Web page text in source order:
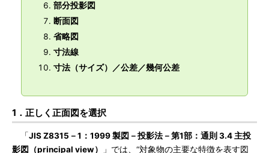
部分投影図
断面図
省略図
寸法線
寸法（サイズ）／公差／幾何公差
1．正しく正面図を選択
「JIS Z8315－1：1999 製図－投影法－第1部：通則 3.4 主投
影図（principal view）
」では、“対象物の主要な特徴を表す図